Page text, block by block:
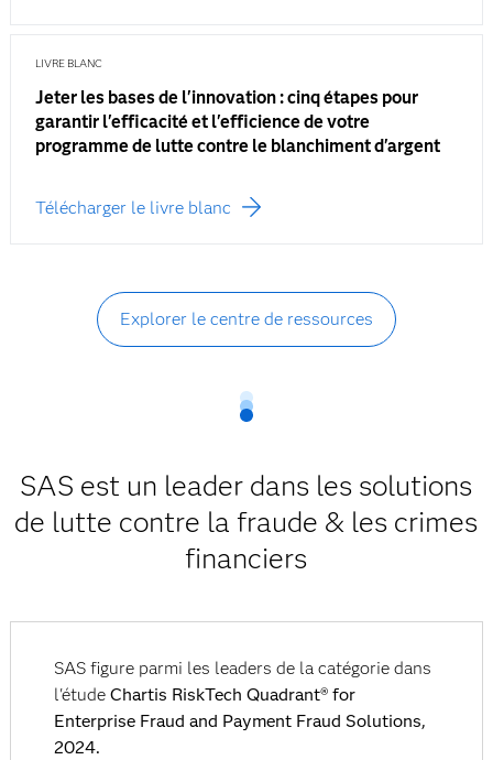
LIVRE BLANC
Jeter les bases de l'innovation : cinq étapes pour
garantir l'efficacité et l'efficience de votre
programme de lutte contre le blanchiment d'argent
Télécharger le livre blanc
Explorer le centre de ressources
SAS est un leader dans les solutions
de lutte contre la fraude & les crimes
financiers
SAS figure parmi les leaders de la catégorie dans
l'étude Chartis RiskTech Quadrant® for
Enterprise Fraud and Payment Fraud Solutions,
2024.